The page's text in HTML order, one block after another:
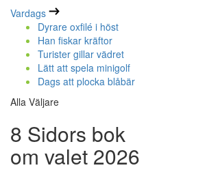
Vardags
Dyrare oxfilé i höst
Han fiskar kräftor
Turister gillar vädret
Lätt att spela minigolf
Dags att plocka blåbär
Alla Väljare
8 Sidors bok
om valet 2026